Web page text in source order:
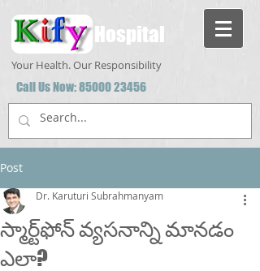
Hospital
Your Health. Our Responsibility
Call Us Now:85000 23456
Post
స్మార్ట్‌ఫోన్ వ్యసనాన్ని మానడం
ఎలా?
Dr. Karuturi Subrahmanyam